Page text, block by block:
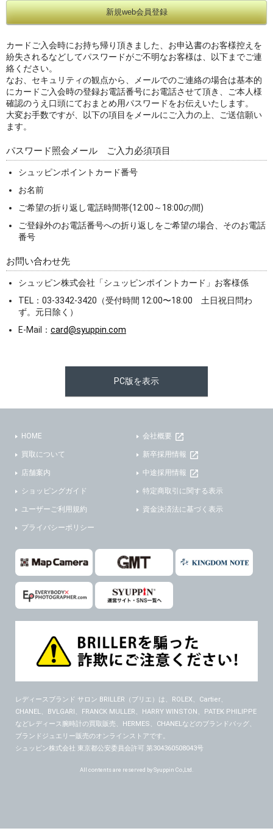
カードご入会時にお持ち帰り頂きました、お申込書のお客様控えを
紛失されるなどしてパスワードがご不明なお客様は、以下までご連
絡ください。
なお、セキュリティの観点から、メールでのご連絡の場合は基本的
にカードご入会時の登録お電話番号にお電話させて頂き、ご本人様
確認のうえ口頭にておまとめ用パスワードをお伝えいたします。
大変お手数ですが、以下の項目をメールにご入力の上、ご送信願い
ます。
パスワード照会メール ご入力必須項目
シュッピンポイントカード番号
お名前
ご希望の折り返し電話時間帯(12:00～18:00の間)
ご登録外のお電話番号への折り返しをご希望の場合、そのお電話
番号
お問い合わせ先
シュッピン株式会社「シュッピンポイントカード」お客様係
TEL：03-3342-3420（受付時間 12:00〜18:00 土日祝日問わ
ず。元日除く）
E-Mail： card@syuppin.com
PC版を表示
HOME
買取について
店舗案内
ショッピングガイド
ユーザーご利用規約
プライバシーポリシー
会社概要
新卒採用情報
中途採用情報
特定商取引に関する表示
資金決済法に基づく表示
レディースブランド サロン BRILLER（ブリエ） は、ROLEX、Cartier、
CHANEL、BVLGARI、FRANCK MULLER、HARRY WINSTON、PATEK PHILIPPE
などレディース腕時計の買取販売、HERMES、CHANELなどのブランドバッグ、
ブランドジュエリー販売のオンラインストアです。
シュッピン株式会社 東京都公安委員会許可 第304360508043号
All contents are reserved by Syuppin Co.,Ltd.